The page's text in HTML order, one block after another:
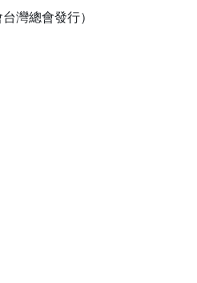
灣總會發行）